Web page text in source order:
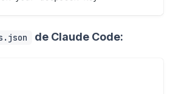
de Claude Code: